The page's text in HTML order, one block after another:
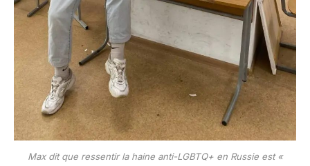
Max dit que ressentir la haine anti-LGBTQ+ en Russie est «